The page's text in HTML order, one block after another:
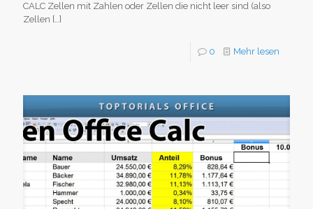
CALC Zellen mit Zahlen oder Zellen die nicht leer sind (also
Zellen […]
0 Mehr lesen